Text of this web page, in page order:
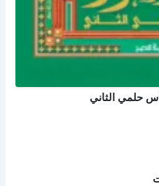
حلمي الثاني